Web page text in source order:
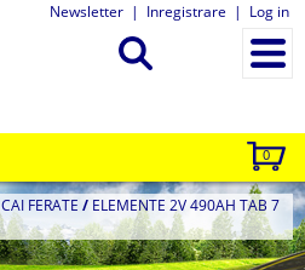
Newsletter | Inregistrare | Log in
0
CAI FERATE / ELEMENTE 2V 490AH TAB 7